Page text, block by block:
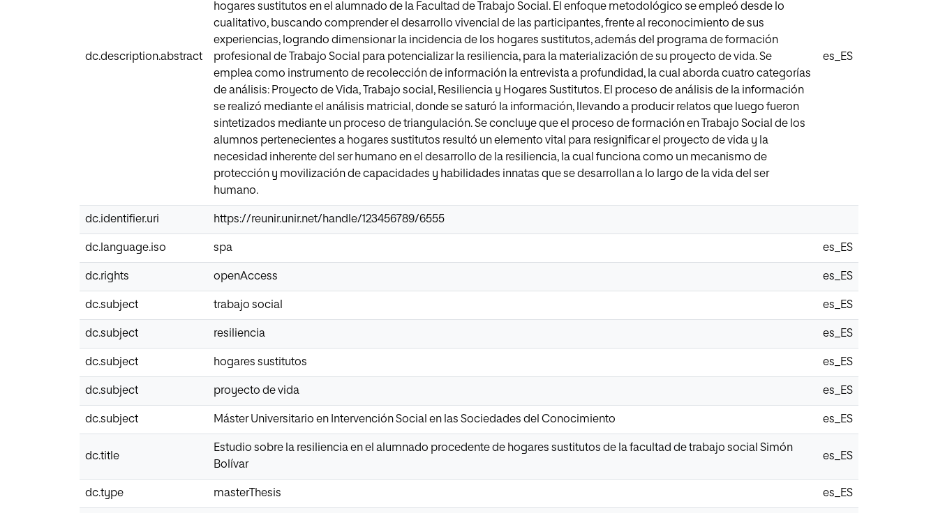
dc.description.abstract
hogares sustitutos en el alumnado de la Facultad de Trabajo Social. El enfoque metodológico se empleó desde lo
cualitativo, buscando comprender el desarrollo vivencial de las participantes, frente al reconocimiento de sus
experiencias, logrando dimensionar la incidencia de los hogares sustitutos, además del programa de formación
profesional de Trabajo Social para potencializar la resiliencia, para la materialización de su proyecto de vida. Se
emplea como instrumento de recolección de información la entrevista a profundidad, la cual aborda cuatro categorías
de análisis: Proyecto de Vida, Trabajo social, Resiliencia y Hogares Sustitutos. El proceso de análisis de la información
se realizó mediante el análisis matricial, donde se saturó la información, llevando a producir relatos que luego fueron
sintetizados mediante un proceso de triangulación. Se concluye que el proceso de formación en Trabajo Social de los
alumnos pertenecientes a hogares sustitutos resultó un elemento vital para resignificar el proyecto de vida y la
necesidad inherente del ser humano en el desarrollo de la resiliencia, la cual funciona como un mecanismo de
protección y movilización de capacidades y habilidades innatas que se desarrollan a lo largo de la vida del ser
humano.
es_ES
dc.identifier.uri https://reunir.unir.net/handle/123456789/6555
dc.language.iso spa es_ES
dc.rights openAccess es_ES
dc.subject trabajo social es_ES
dc.subject resiliencia es_ES
dc.subject hogares sustitutos es_ES
dc.subject proyecto de vida es_ES
dc.subject Máster Universitario en Intervención Social en las Sociedades del Conocimiento es_ES
dc.title
Estudio sobre la resiliencia en el alumnado procedente de hogares sustitutos de la facultad de trabajo social Simón
Bolívar
es_ES
dc.type masterThesis es_ES